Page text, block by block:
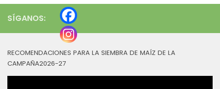
SÍGANOS:
RECOMENDACIONES PARA LA SIEMBRA DE MAÍZ DE LA
CAMPAÑA2026-27